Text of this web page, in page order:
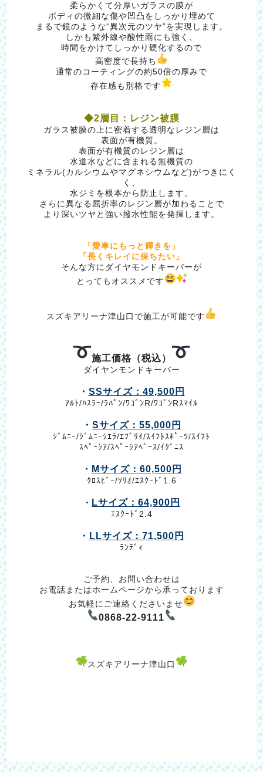
柔らかくて分厚いガラスの膜が
ボディの微細な傷や凹凸をしっかり埋めて
まるで鏡のような“異次元のツヤ”を実現します。
しかも紫外線や酸性雨にも強く、
時間をかけてしっかり硬化するので
高密度で長持ち
通常のコーティングの約50倍の厚みで
存在感も別格です
◆2層目：レジン被膜
ガラス被膜の上に密着する透明なレジン層は
表面が有機質。
表面が有機質のレジン層は
水道水などに含まれる無機質の
ミネラル(カルシウムやマグネシウムなど)がつきにく
く、
水ジミを根本から防止します。
さらに異なる屈折率のレジン層が加わることで
より深いツヤと強い撥水性能を発揮します。
「愛車にもっと輝きを」
「長くキレイに保ちたい」
そんな方にダイヤモンドキーパーが
とってもオススメです
スズキアリーナ津山口で施工が可能です
施工価格 （税込）
ダイヤンモンドキーパー
・ SSサイズ：49,500円
ｱﾙﾄ/ﾊｽﾗｰ/ﾗﾊﾟﾝ/ﾜｺﾞﾝR/ﾜｺﾞﾝRｽﾏｲﾙ
・ Sサイズ：55,000円
ｼﾞﾑﾆｰ/ｼﾞﾑﾆｰｼｴﾗ/ｴﾌﾞﾘｲ/ｽｲﾌﾄｽﾎﾟｰﾂ/ｽｲﾌﾄ
ｽﾍﾟｰｼｱ/ｽﾍﾟｰｼｱﾍﾞｰｽ/ｲｸﾞﾆｽ
・ Mサイズ：60,500円
ｸﾛｽﾋﾞｰ/ｿﾘｵ/ｴｽｸｰﾄﾞ1.6
・ Lサイズ：64,900円
ｴｽｸｰﾄﾞ2.4
・ LLサイズ：71,500円
ﾗﾝﾃﾞｨ
ご予約、お問い合わせは
お電話またはホームページから承っております
お気軽にご連絡くださいませ
0868-22-9111
スズキアリーナ津山口